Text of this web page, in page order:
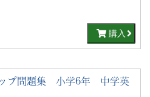
購入
プ問題集 小学6年 中学英